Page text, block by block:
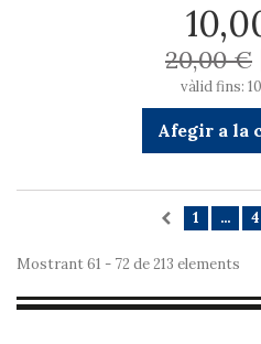
20,00 €
vàlid fins:
Afegir a la
1 ... 4
Mostrant 61 - 72 de 213 elements